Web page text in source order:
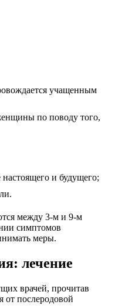
учащенным
по поводу того,
настоящего и будущего;
между 3-м и 9-м
симптомов
меры.
лечение
врачей, прочитав
от послеродовой